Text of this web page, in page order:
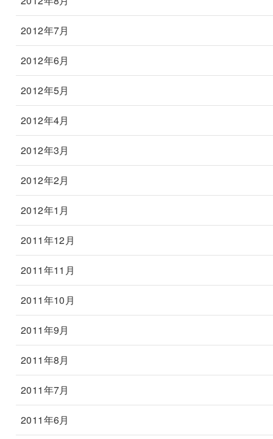
2012年7月
2012年6月
2012年5月
2012年4月
2012年3月
2012年2月
2012年1月
2011年12月
2011年11月
2011年10月
2011年9月
2011年8月
2011年7月
2011年6月